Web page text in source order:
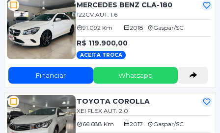
MERCEDES BENZ CLA-180
122CV AUT. 1.6
91.092 Km
2018 Gaspar/SC
R$ 119.900,00
ACEITA TROCA
Financiar Whatsapp
TOYOTA COROLLA
XEI FLEX AUT. 2.0
66.688 Km
2017 Gaspar/SC